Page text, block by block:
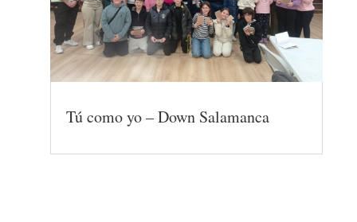
Tú como yo – Down Salamanca